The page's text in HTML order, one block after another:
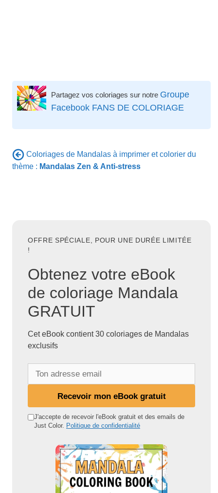
Partagez vos coloriages sur notre Groupe
Facebook FANS DE COLORIAGE
Coloriages de Mandalas à imprimer et colorier du
thème : Mandalas Zen & Anti-stress
OFFRE SPÉCIALE, POUR UNE DURÉE LIMITÉE
!
Obtenez votre eBook
de coloriage Mandala
GRATUIT
Cet eBook contient 30 coloriages de Mandalas
exclusifs
d
Recevoir mon eBook gratuit
J'accepte de recevoir l'eBook gratuit et des emails de
Just Color. Politique de confidentialité